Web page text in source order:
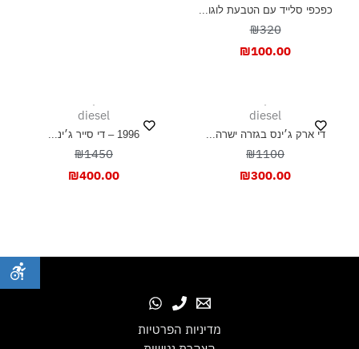
כפכפי סלייד עם הטבעת לוגו...
₪320
₪100.00
diesel
די ארק ג׳ינס בגזרה ישרה...
₪1100
₪300.00
diesel
1996 – די סייר ג׳ינ...
₪1450
₪400.00
מדיניות הפרטיות